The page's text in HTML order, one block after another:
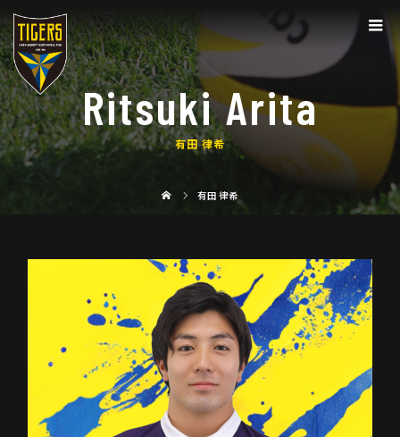
Ritsuki Arita
有田 律希
有田 律希